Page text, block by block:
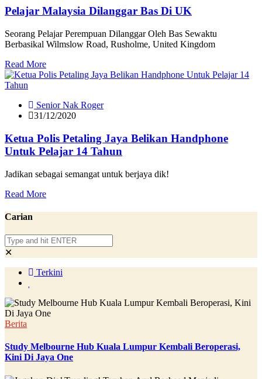
Pelajar Malaysia Dilanggar Bas Di UK
Seorang Pelajar Perempuan Dilanggar Oleh Bas Sewaktu
Berbasikal Wilmslow Road, Rusholme, United Kingdom
Read More
Senior Nak Roger
31/12/2020
Ketua Polis Petaling Jaya Belikan Handphone
Untuk Pelajar 14 Tahun
Jadikan sebagai semangat untuk berjaya dik!
Read More
Carian
✕
Terkini
Berita
Study Melbourne Hub Kuala Lumpur Kembali Beroperasi,
Kini Di Jaya One